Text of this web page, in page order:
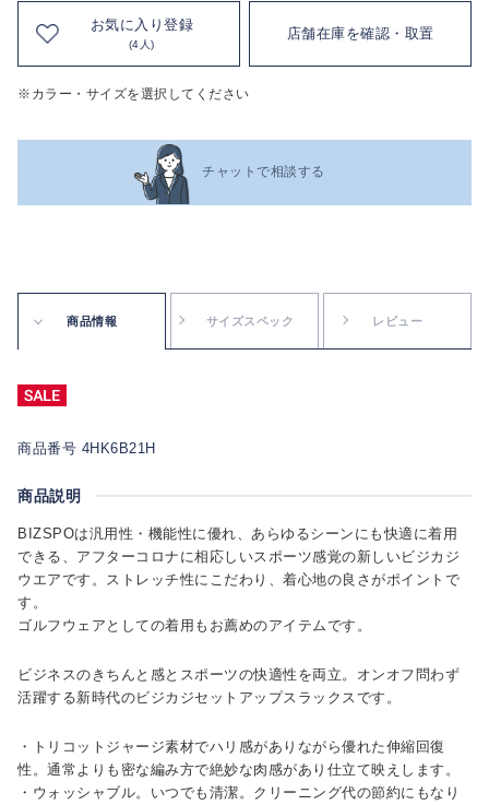
お気に入り登録
(4人)
店舗在庫を確認・取置
※カラー・サイズを選択してください
チャットで相談する
商品情報 サイズスペック レビュー
商品番号 4HK6B21H
商品説明
BIZSPOは汎用性・機能性に優れ、あらゆるシーンにも快適に着用
できる、アフターコロナに相応しいスポーツ感覚の新しいビジカジ
ウエアです。ストレッチ性にこだわり、着心地の良さがポイントで
す。
ゴルフウェアとしての着用もお薦めのアイテムです。
ビジネスのきちんと感とスポーツの快適性を両立。オンオフ問わず
活躍する新時代のビジカジセットアップスラックスです。
・トリコットジャージ素材でハリ感がありながら優れた伸縮回復
性。通常よりも密な編み方で絶妙な肉感があり仕立て映えします。
・ウォッシャブル。いつでも清潔。クリーニング代の節約にもなり